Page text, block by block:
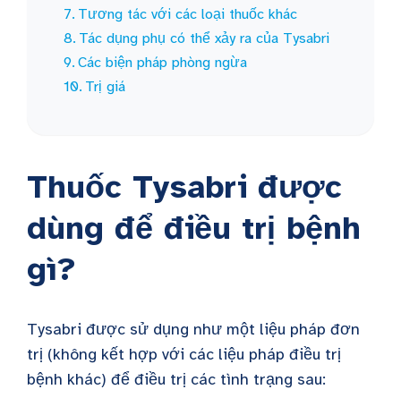
Tương tác với các loại thuốc khác
Tác dụng phụ có thể xảy ra của Tysabri
Các biện pháp phòng ngừa
Trị giá
Thuốc Tysabri được
dùng để điều trị bệnh
gì?
Tysabri được sử dụng như một liệu pháp đơn
trị (không kết hợp với các liệu pháp điều trị
bệnh khác) để điều trị các tình trạng sau: